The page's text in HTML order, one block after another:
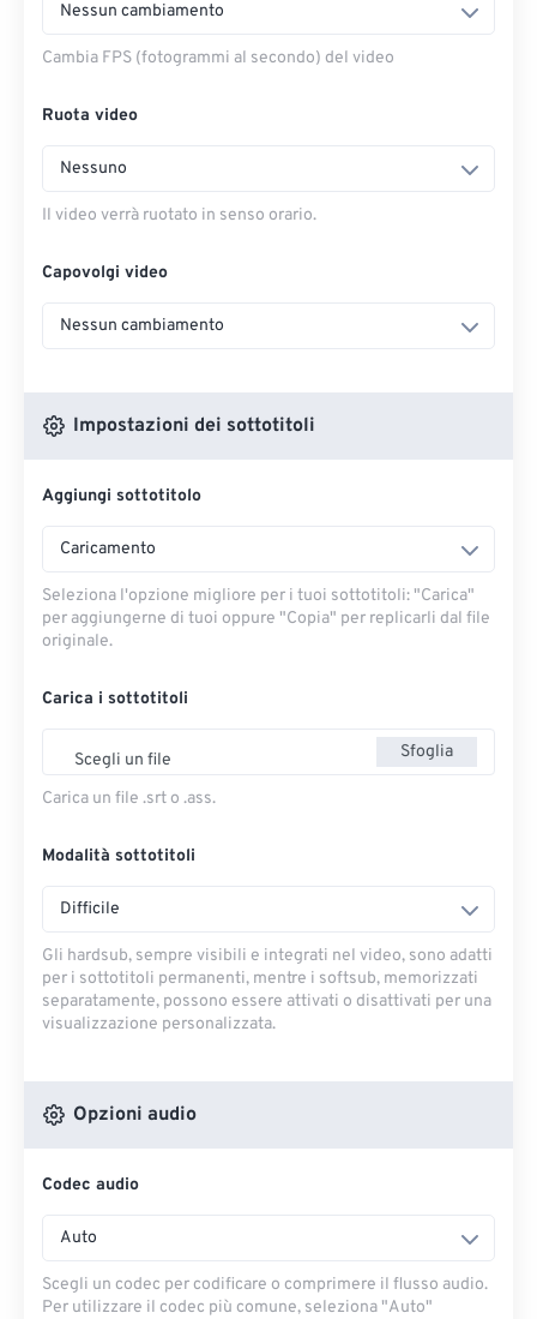
Nessun cambiamento
Cambia FPS (fotogrammi al secondo) del video
Ruota video
Nessuno
Il video verrà ruotato in senso orario.
Capovolgi video
Nessun cambiamento
Impostazioni dei sottotitoli
Aggiungi sottotitolo
Caricamento
Seleziona l'opzione migliore per i tuoi sottotitoli: "Carica" ​​
per aggiungerne di tuoi oppure "Copia" per replicarli dal file
originale.
Carica i sottotitoli
Scegli un file Sfoglia
Carica un file .srt o .ass.
Modalità sottotitoli
Difficile
Gli hardsub, sempre visibili e integrati nel video, sono adatti
per i sottotitoli permanenti, mentre i softsub, memorizzati
separatamente, possono essere attivati ​​o disattivati ​​per una
visualizzazione personalizzata.
Opzioni audio
Codec audio
Auto
Scegli un codec per codificare o comprimere il flusso audio.
Per utilizzare il codec più comune, seleziona "Auto"